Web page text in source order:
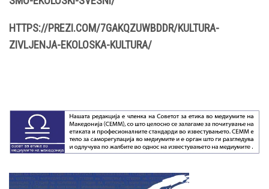
HTTPS://PREZI.COM/7GAKQZUWBDDR/KULTURA-
ZIVLJENJA-EKOLOSKA-KULTURA/